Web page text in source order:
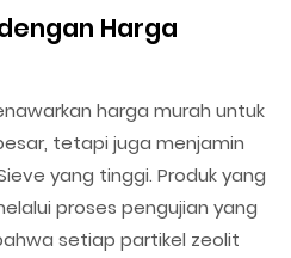
Harga
harga murah untuk
tetapi juga menjamin
yang tinggi. Produk yang
proses pengujian yang
setiap partikel zeolit